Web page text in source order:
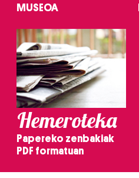
MUSEOA
Hemeroteka
Papereko zenbakiak
PDF formatuan